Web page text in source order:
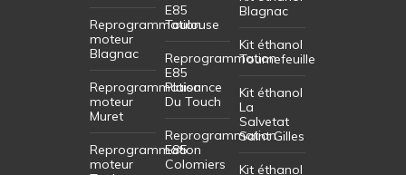
Reprogrammation
moteur
Blagnac
Reprogrammation
moteur
Muret
Reprogrammation
moteur
E85
Toulouse
Reprogrammation
E85
Plaisance
Du Touch
Reprogrammation
E85
Colomiers
Blagnac
Kit éthanol
Tournefeuille
Kit éthanol
La
Salvetat
Saint Gilles
Kit éthanol